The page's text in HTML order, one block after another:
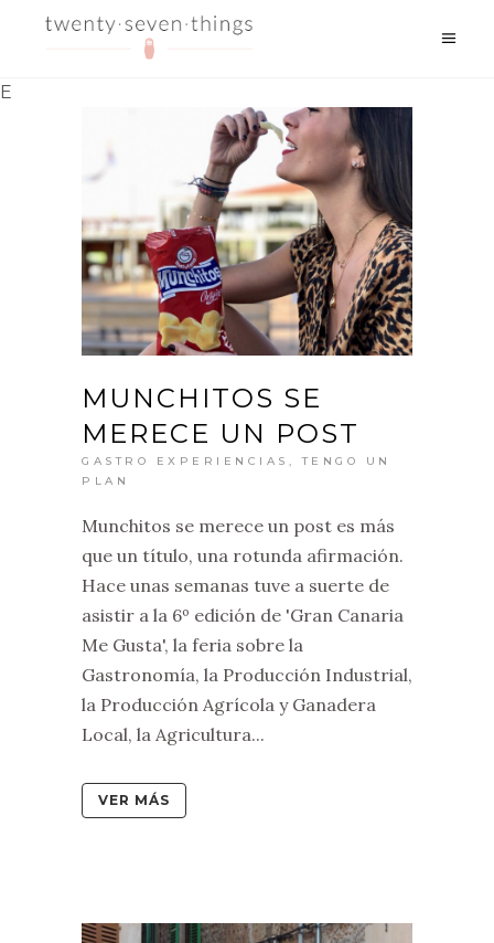
E
MUNCHITOS SE
MERECE UN POST
GASTRO EXPERIENCIAS ,TENGO UN
PLAN
Munchitos se merece un post es más
que un título, una rotunda afirmación.
Hace unas semanas tuve a suerte de
asistir a la 6º edición de 'Gran Canaria
Me Gusta', la feria sobre la
Gastronomía, la Producción Industrial,
la Producción Agrícola y Ganadera
Local, la Agricultura...
VER MÁS